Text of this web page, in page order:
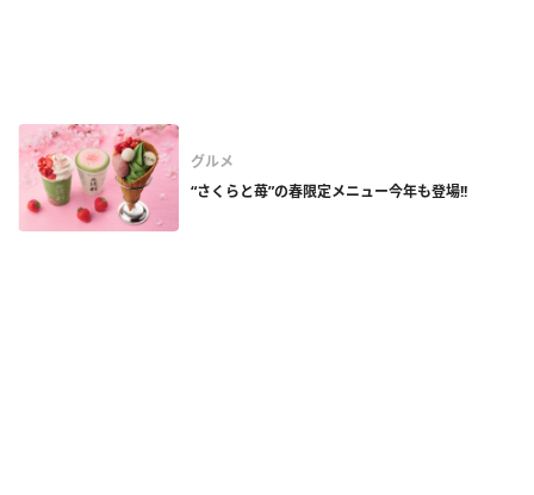
グルメ
“さくらと苺”の春限定メニュー今年も登場!!